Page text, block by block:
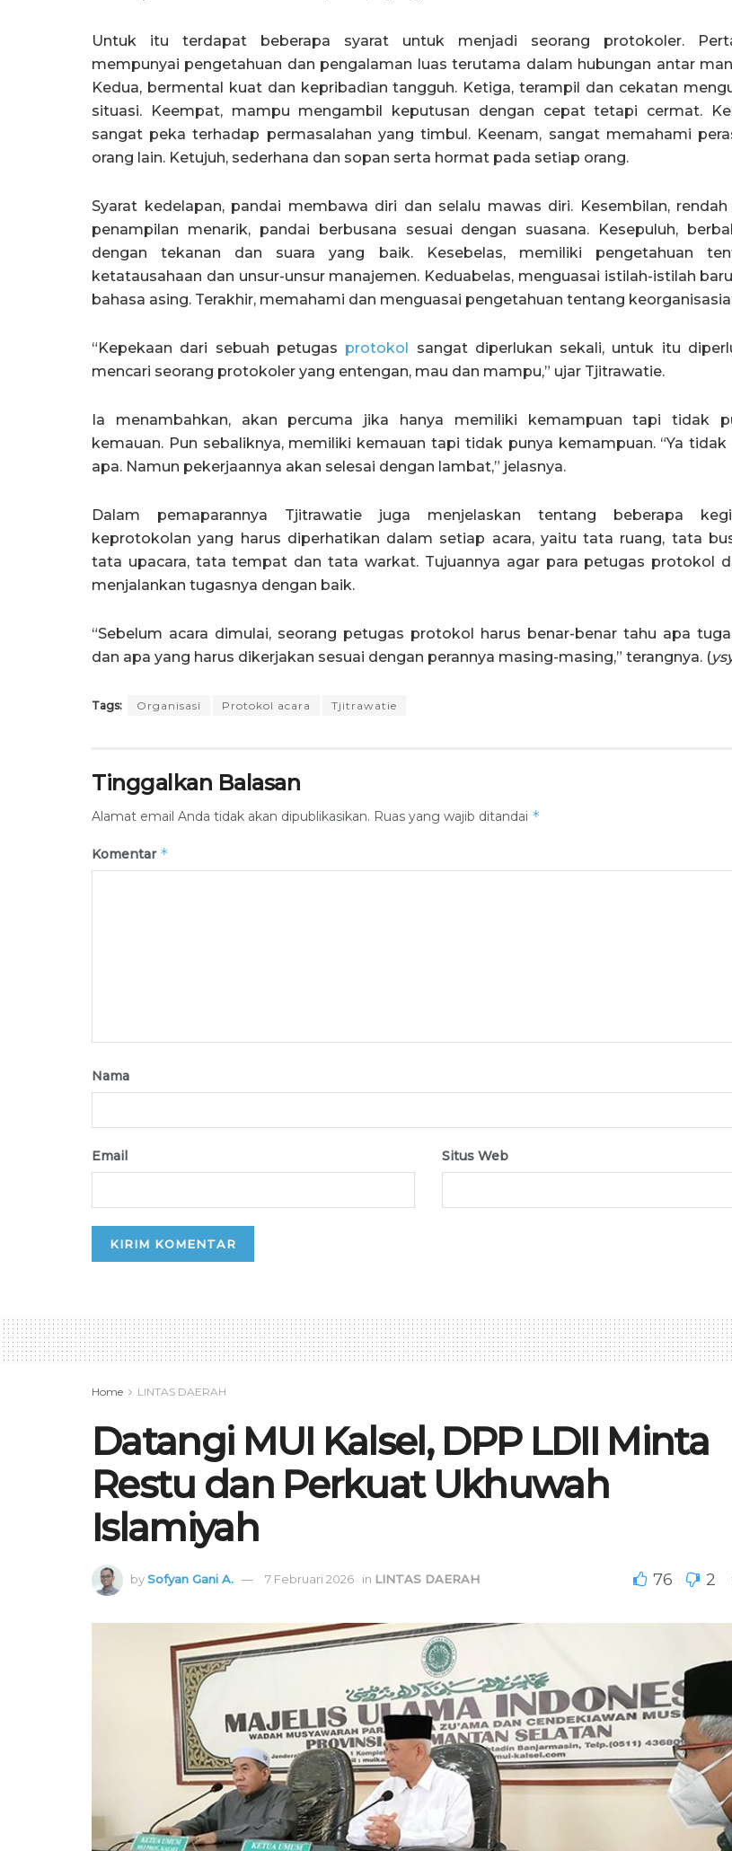
Untuk itu terdapat beberapa syarat untuk menjadi seorang protokoler.
mempunyai pengetahuan dan pengalaman luas terutama dalam hubungan antar
Kedua, bermental kuat dan kepribadian tangguh. Ketiga, terampil dan cekatan
situasi. Keempat, mampu mengambil keputusan dengan cepat tetapi cermat.
sangat peka terhadap permasalahan yang timbul. Keenam, sangat memahami
orang lain. Ketujuh, sederhana dan sopan serta hormat pada setiap orang.
Syarat kedelapan, pandai membawa diri dan selalu mawas diri. Kesembilan, rendah
penampilan menarik, pandai berbusana sesuai dengan suasana. Kesepuluh,
dengan tekanan dan suara yang baik. Kesebelas, memiliki pengetahuan
ketatausahaan dan unsur-unsur manajemen. Keduabelas, menguasai istilah-istilah
bahasa asing. Terakhir, memahami dan menguasai pengetahuan tentang
“Kepekaan dari sebuah petugas protokol sangat diperlukan sekali, untuk itu
mencari seorang protokoler yang entengan, mau dan mampu,” ujar Tjitrawatie.
Ia menambahkan, akan percuma jika hanya memiliki kemampuan tapi tidak
kemauan. Pun sebaliknya, memiliki kemauan tapi tidak punya kemampuan. “Ya tidak
apa. Namun pekerjaannya akan selesai dengan lambat,” jelasnya.
Dalam pemaparannya Tjitrawatie juga menjelaskan tentang beberapa
keprotokolan yang harus diperhatikan dalam setiap acara, yaitu tata ruang, tata
tata upacara, tata tempat dan tata warkat. Tujuannya agar para petugas protokol
menjalankan tugasnya dengan baik.
“Sebelum acara dimulai, seorang petugas protokol harus benar-benar tahu apa
dan apa yang harus dikerjakan sesuai dengan perannya masing-masing,” terangnya. (
Tags: Organisasi Protokol acara Tjitrawatie
Tinggalkan Balasan
Alamat email Anda tidak akan dipublikasikan. Ruas yang wajib ditandai *
Komentar *
Nama
Email Situs Web
Home LINTAS DAERAH
Datangi MUI Kalsel, DPP LDII Minta
Restu dan Perkuat Ukhuwah
Islamiyah
bySofyan Gani A. 7 Februari 2026 in LINTAS DAERAH 76 2